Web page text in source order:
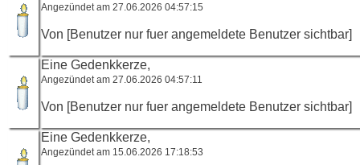
Angezündet am 27.06.2026 04:57:15
Von [Benutzer nur fuer angemeldete Benutzer sichtbar]
Eine Gedenkkerze,
Angezündet am 27.06.2026 04:57:11
Von [Benutzer nur fuer angemeldete Benutzer sichtbar]
Eine Gedenkkerze,
Angezündet am 15.06.2026 17:18:53